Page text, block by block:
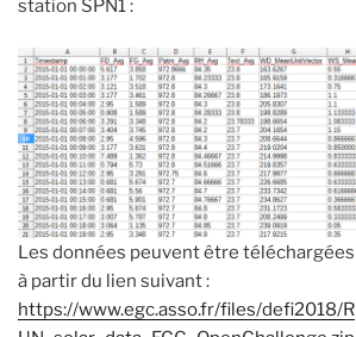
station SPN1 :
Les données peuvent être téléchargées
à partir du lien suivant :
https://www.egc.asso.fr/files/defi2018/R